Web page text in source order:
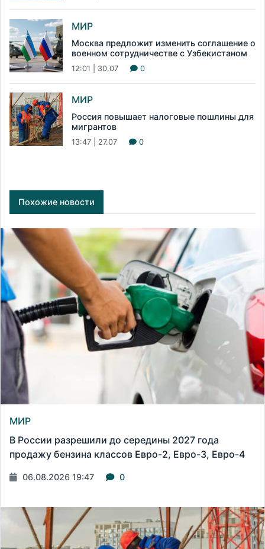
МИР
Москва предложит изменить соглашение о
военном сотрудничестве с Узбекистаном
12:01 | 30.07 0
МИР
Россия повышает налоговые пошлины для
мигрантов
13:47 | 27.07 0
Похожие новости
МИР
В России разрешили до середины 2027 года
продажу бензина классов Евро-2, Евро-3, Евро-4
06.08.2026 19:47 0